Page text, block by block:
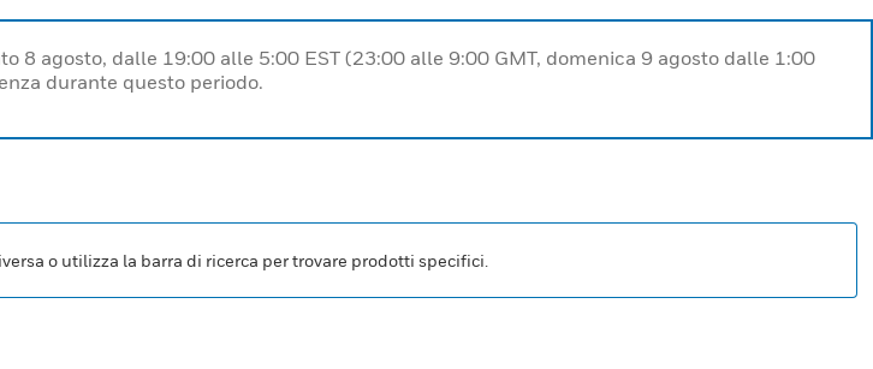
8 agosto, dalle 19:00 alle 5:00 EST (23:00 alle 9:00 GMT, domenica 9 agosto dalle 1:00
durante questo periodo.
o utilizza la barra di ricerca per trovare prodotti specifici.